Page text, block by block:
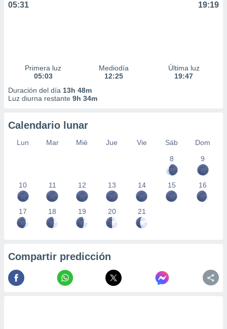
05:31 19:19
Primera luz
05:03
Mediodía
12:25
Última luz
19:47
Duración del día 13h 48m
Luz diurna restante 9h 34m
Calendario lunar
Lun Mar Mié Jue Vie Sáb
Dom
8
9
10 11 12 13 14 15 16
17 18 19 20 21
Compartir predicción